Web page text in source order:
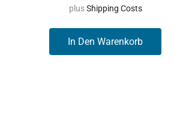
plusShipping Costs
In Den Warenkorb